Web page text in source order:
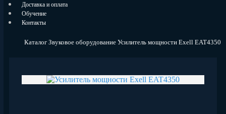
Доставка и оплата
Обучение
Контакты
Каталог Звуковое оборудование Усилитель мощности Exell EAT4350